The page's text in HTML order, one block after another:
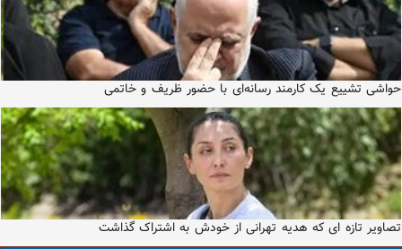
حواشی تشییع یک کارمند رسانه‌ای با حضور ظریف و خاتمی
تصاویر تازه ای که هدیه تهرانی از خودش به اشتراک گذاشت